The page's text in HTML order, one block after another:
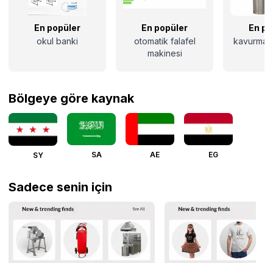
En popüler
okul banki
En popüler
otomatik falafel
makinesi
En
kavurma
Bölgeye göre kaynak
SY SA AE EG
Sadece senin için